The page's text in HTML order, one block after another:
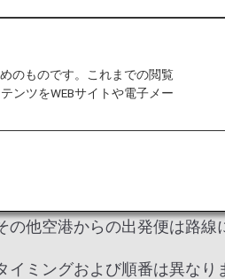
他空港からの出発便は路線
ミングおよび順番は異なり
のものです。これまでの閲覧
ンツをWEBサイトや電子メー